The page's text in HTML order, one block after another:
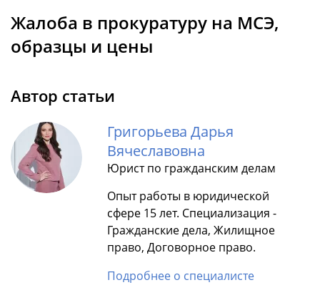
Жалоба в прокуратуру на МСЭ,
образцы и цены
Автор статьи
Григорьева Дарья
Вячеславовна
Юрист по гражданским делам
Опыт работы в юридической
сфере 15 лет. Специализация -
Гражданские дела, Жилищное
право, Договорное право.
Подробнее о специалисте